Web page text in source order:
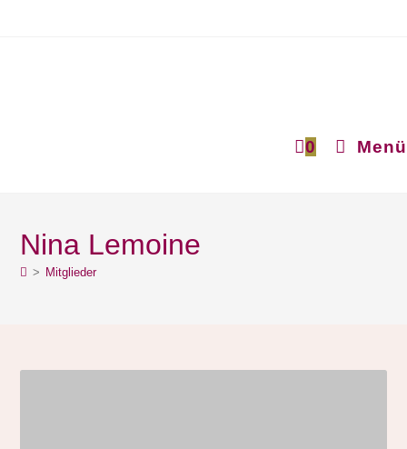
0 Menü
Nina Lemoine
> Mitglieder